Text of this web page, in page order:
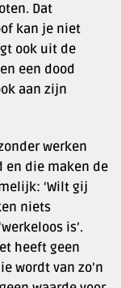
Dat
kan je niet
ook uit de
een dood
aan zijn
werken
en die maken de
‘Wilt gij
niets
is’.
heeft geen
wordt van zo’n